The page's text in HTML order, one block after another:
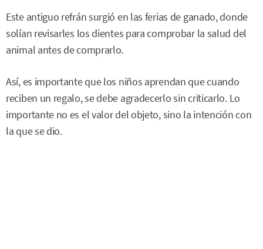
Este antiguo refrán surgió en las ferias de ganado, donde
solían revisarles los dientes para comprobar la salud del
animal antes de comprarlo.
Así, es importante que los niños aprendan que cuando
reciben un regalo, se debe agradecerlo sin criticarlo. Lo
importante no es el valor del objeto, sino la intención con
la que se dio.